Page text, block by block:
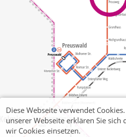
Diese Webseite verwendet
unserer Webseite erklären Sie sich
wir Cookies einsetzen.